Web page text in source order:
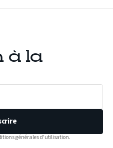
à la
générales d'utilisation.